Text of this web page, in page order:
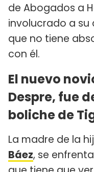
de Abogados a
involucrado a su
que no tiene
con él.
El nuevo
Despre, fue
boliche de
La madre de la
Báez, se